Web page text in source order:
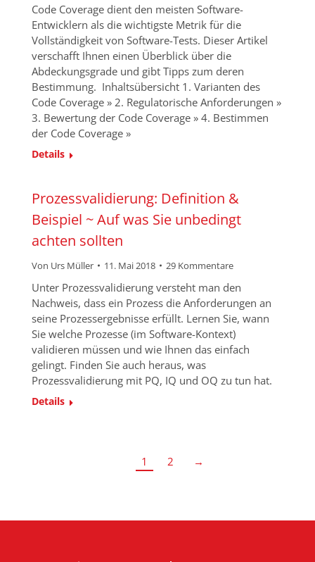
Code Coverage dient den meisten Software-
Entwicklern als die wichtigste Metrik für die
Vollständigkeit von Software-Tests. Dieser Artikel
verschafft Ihnen einen Überblick über die
Abdeckungsgrade und gibt Tipps zum deren
Bestimmung. Inhaltsübersicht 1. Varianten des
Code Coverage » 2. Regulatorische Anforderungen »
3. Bewertung der Code Coverage » 4. Bestimmen
der Code Coverage »
Details
Prozessvalidierung: Definition &
Beispiel ~ Auf was Sie unbedingt
achten sollten
Von Urs Müller 11. Mai 2018 29 Kommentare
Unter Prozessvalidierung versteht man den
Nachweis, dass ein Prozess die Anforderungen an
seine Prozessergebnisse erfüllt. Lernen Sie, wann
Sie welche Prozesse (im Software-Kontext)
validieren müssen und wie Ihnen das einfach
gelingt. Finden Sie auch heraus, was
Prozessvalidierung mit PQ, IQ und OQ zu tun hat.
Details
1 2 →